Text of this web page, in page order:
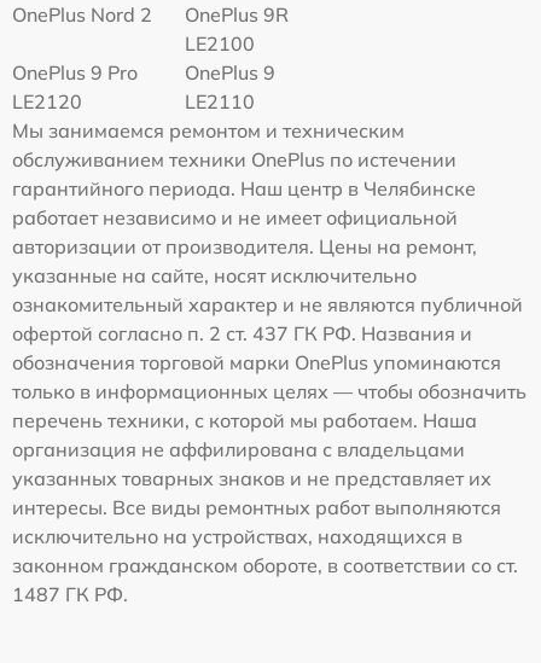
OnePlus Nord 2
OnePlus 9R
LE2100
OnePlus 9 Pro
LE2120
OnePlus 9
LE2110
Мы занимаемся ремонтом и техническим
обслуживанием техники OnePlus по истечении
гарантийного периода. Наш центр в Челябинске
работает независимо и не имеет официальной
авторизации от производителя. Цены на ремонт,
указанные на сайте, носят исключительно
ознакомительный характер и не являются публичной
офертой согласно п. 2 ст. 437 ГК РФ. Названия и
обозначения торговой марки OnePlus упоминаются
только в информационных целях — чтобы обозначить
перечень техники, с которой мы работаем. Наша
организация не аффилирована с владельцами
указанных товарных знаков и не представляет их
интересы. Все виды ремонтных работ выполняются
исключительно на устройствах, находящихся в
законном гражданском обороте, в соответствии со ст.
1487 ГК РФ.